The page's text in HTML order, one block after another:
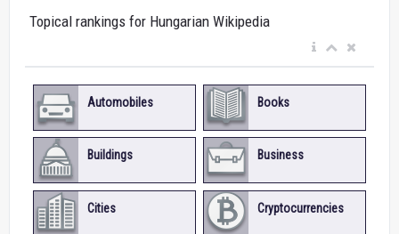
Topical rankings for Hungarian Wikipedia
Automobiles Books
Buildings Business
Cities Cryptocurrencies